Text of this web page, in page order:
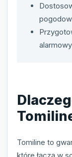
Tomiline to
które łączą w